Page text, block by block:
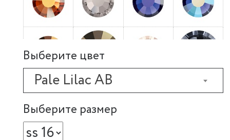
Выберите цвет
Pale Lilac AB
Выберите размер